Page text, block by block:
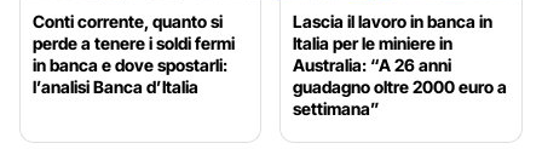
Conti corrente, quanto si
perde a tenere i soldi fermi
in banca e dove spostarli:
l’analisi Banca d’Italia
Lascia il lavoro in banca in
Italia per le miniere in
Australia: “A 26 anni
guadagno oltre 2000 euro a
settimana”